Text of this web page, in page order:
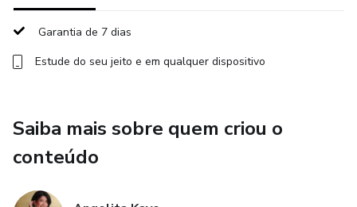
Garantia de 7 dias
Estude do seu jeito e em qualquer dispositivo
Saiba mais sobre quem criou o
conteúdo